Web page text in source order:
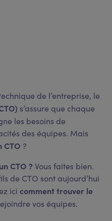
de l’entreprise, le
s’assure que chaque
les besoins de
des équipes. Mais
CTO ?
CTO ? Vous faites bien.
de CTO sont aujourd’hui
ici comment trouver le
vos équipes.